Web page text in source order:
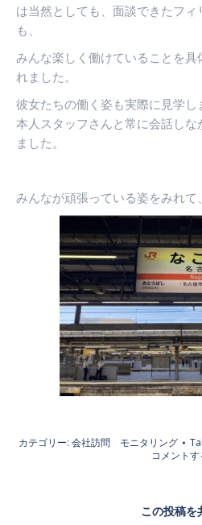
は当然としても、面談できたフ
も、
みんな楽しく働けていることを具
れました。
彼女たちの働く姿も実際に見学
本人スタッフさんと常に会話し
ました。
みんなが頑張っている姿をみれて
カテゴリー: 会社訪問 モニタリング
コメントす
この投稿を